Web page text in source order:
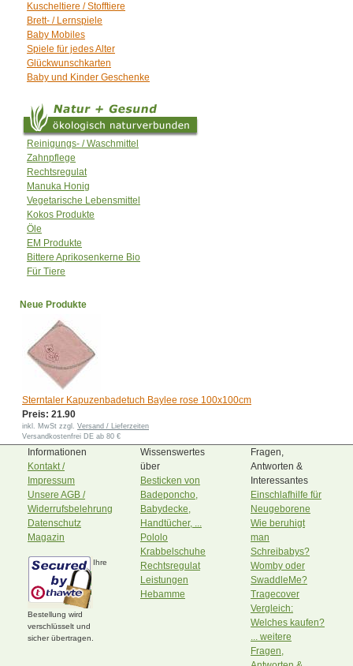
Kuscheltiere / Stofftiere
Brett- / Lernspiele
Baby Mobiles
Spiele für jedes Alter
Glückwunschkarten
Baby und Kinder Geschenke
Reinigungs- / Waschmittel
Zahnpflege
Rechtsregulat
Manuka Honig
Vegetarische Lebensmittel
Kokos Produkte
Öle
EM Produkte
Bittere Aprikosenkerne Bio
Für Tiere
Neue Produkte
Sterntaler Kapuzenbadetuch Baylee rose 100x100cm
Preis: 21.90
inkl. MwSt zzgl. Versand / Lieferzeiten
Versandkostenfrei DE ab 80 €
Informationen
Kontakt /
Impressum
Unsere AGB /
Widerrufsbelehrung
Datenschutz
Magazin
Ihre
Bestellung wird
verschlüsselt und
sicher übertragen.
Wissenswertes
über
Besticken von
Badeponcho,
Babydecke,
Handtücher, ...
Pololo
Krabbelschuhe
Rechtsregulat
Leistungen
Hebamme
Fragen,
Antworten &
Interessantes
Einschlafhilfe für
Neugeborene
Wie beruhigt
man
Schreibabys?
Womby oder
SwaddleMe?
Tragecover
Vergleich:
Welches kaufen?
... weitere
Fragen,